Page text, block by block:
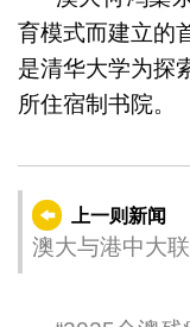
育模式而建立的
是清华大学为探
所住宿制书院。
上一则新闻
澳大与港中大